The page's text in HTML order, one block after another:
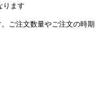
ます
ご注文数量やご注文の時期